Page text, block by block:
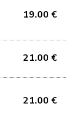
19.00 €
21.00 €
21.00 €